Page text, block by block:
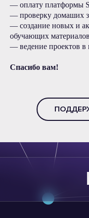
— оплату платформы
— проверку домаших
— создание новых и
обучающих
— ведение проектов в
Спасибо вам!